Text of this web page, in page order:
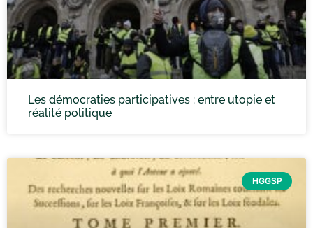
Les démocraties participatives : entre utopie et
réalité politique
HGGSP